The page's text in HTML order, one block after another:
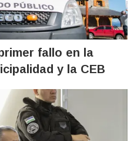
fallo en la
y la CEB